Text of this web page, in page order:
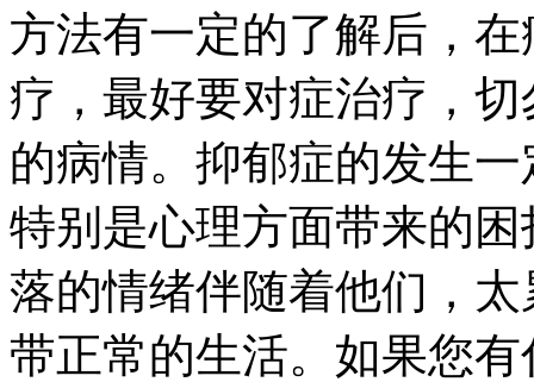
方法有一定的了解后，
疗，最好要对症治疗，
的病情。抑郁症的发生
特别是心理方面带来的
落的情绪伴随着他们，
带正常的生活。如果您